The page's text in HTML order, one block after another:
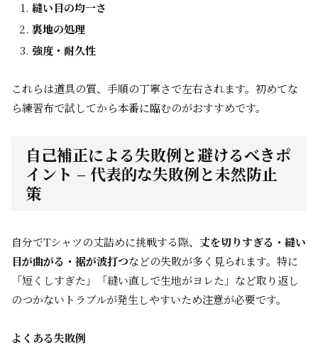
縫い目の均一さ
裏地の処理
強度・耐久性
これらは道具の質、手順の丁寧さで左右されます。初めてな
ら練習布で試してから本番に臨むのがおすすめです。
自己補正による失敗例と避けるべきポ
イント – 代表的な失敗例と未然防止
策
自分でTシャツの丈詰めに挑戦する際、 丈を切りすぎる・縫い
目が曲がる・裾が波打つなどの失敗が多く見られます。特に
「短くしすぎた」「縫い直しで生地がヨレた」など取り返し
のつかないトラブルが発生しやすいため注意が必要です。
よくある失敗例